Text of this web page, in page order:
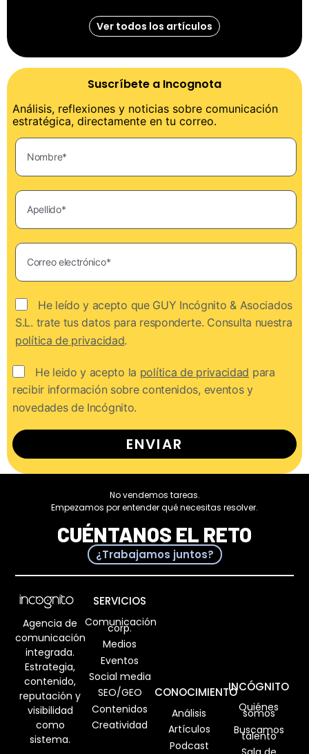
Ver todos los artículos
Suscríbete a Incognota
Análisis, reflexiones y noticias sobre comunicación
estratégica, directamente en tu correo.
He leído y acepto que GUY Incógnito & Asociados
S.L. trate tus datos para responderte. Consulta nuestra
política de privacidad.
He leido y acepto la política de privacidad para
recibir información sobre contenidos, eventos y
novedades de Incógnito.
ENVIAR
No vendemos tareas.
Empezamos por entender qué necesitas resolver.
CUÉNTANOS EL RETO
¿Trabajamos juntos?
Agencia de
comunicación
integrada.
Estrategia,
contenido,
reputación y
visibilidad
como
sistema.
SERVICIOS
Comunicación
corp.
Medios
Eventos
Social media
SEO/GEO
Contenidos
Creatividad
CONOCIMIENTO
Análisis
Artículos
Podcast
INCÓGNITO
Quiénes
somos
Buscamos
talento